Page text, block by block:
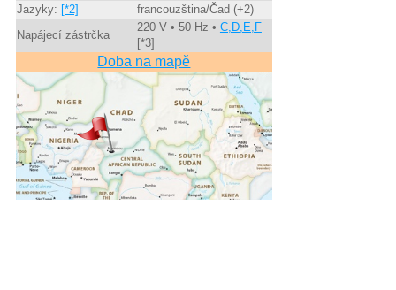
Jazyky: [*2]
francouzština/Čad (+2)
Napájecí zástrčka
220 V • 50 Hz • C,D,E,F
[*3]
Doba na mapě